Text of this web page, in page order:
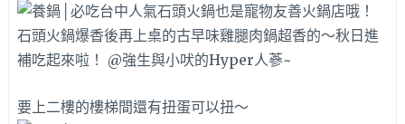
要上二樓的樓梯間還有扭蛋可以扭～